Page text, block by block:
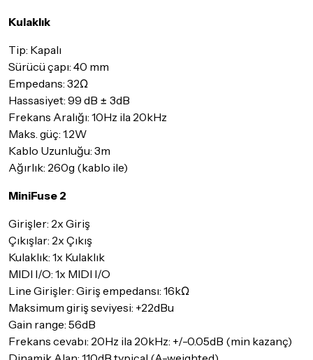
Kulaklık
Tip: Kapalı
Sürücü çapı: 40 mm
Empedans: 32Ω
Hassasiyet: 99 dB ± 3dB
Frekans Aralığı: 10Hz ila 20kHz
Maks. güç: 1.2W
Kablo Uzunluğu: 3m
Ağırlık: 260g (kablo ile)
MiniFuse 2
Girişler: 2x Giriş
Çıkışlar: 2x Çıkış
Kulaklık: 1x Kulaklık
MIDI I/O: 1x MIDI I/O
Line Girişler: Giriş empedansı: 16kΩ
Maksimum giriş seviyesi: +22dBu
Gain range: 56dB
Frekans cevabı: 20Hz ila 20kHz: +/-0.05dB (min kazanç)